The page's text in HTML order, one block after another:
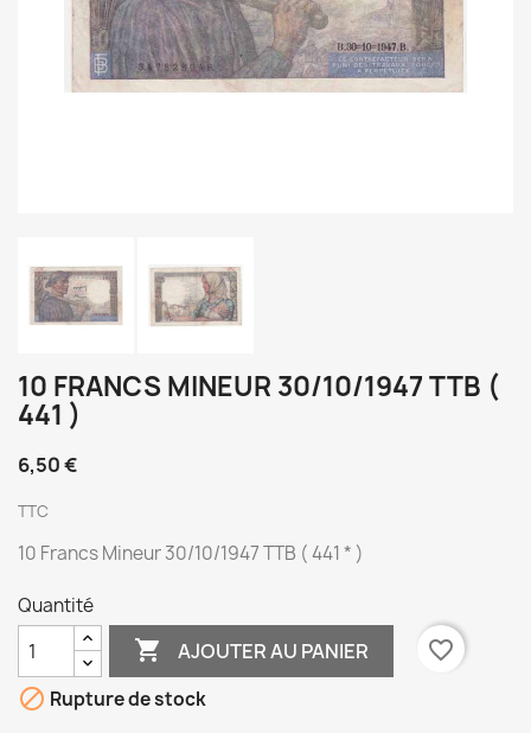
10 FRANCS MINEUR 30/10/1947 TTB (
441 )
6,50 €
TTC
10 Francs Mineur 30/10/1947 TTB ( 441 * )
Quantité
 AJOUTER AU PANIER
favorite_border
 Rupture de stock